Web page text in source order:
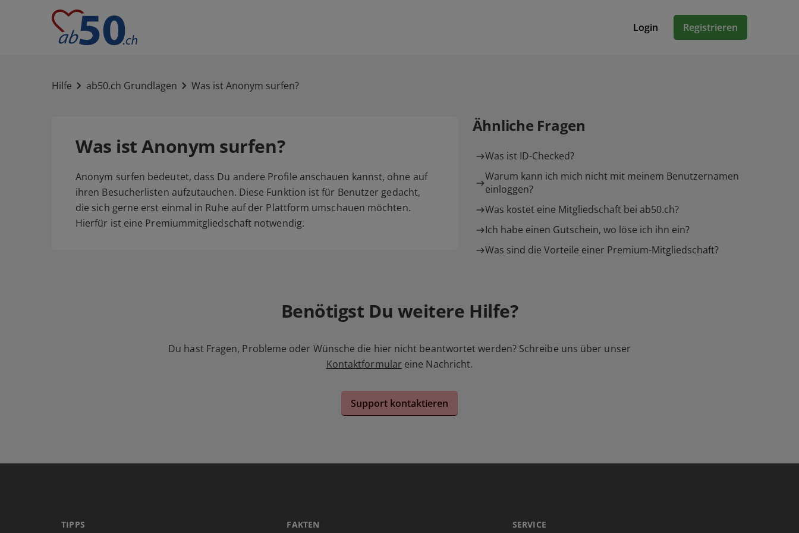
Login Registrieren
Hilfe ab50.ch Grundlagen Was ist Anonym surfen?
Was ist Anonym surfen?
Anonym surfen bedeutet, dass Du andere Profile anschauen kannst, ohne auf
ihren Besucherlisten aufzutauchen. Diese Funktion ist für Benutzer gedacht,
die sich gerne erst einmal in Ruhe auf der Plattform umschauen möchten.
Hierfür ist eine Premiummitgliedschaft notwendig.
Ähnliche Fragen
Was ist ID-Checked?
Warum kann ich mich nicht mit meinem Benutzernamen
einloggen?
Was kostet eine Mitgliedschaft bei ab50.ch?
Ich habe einen Gutschein, wo löse ich ihn ein?
Was sind die Vorteile einer Premium-Mitgliedschaft?
Benötigst Du weitere Hilfe?
Du hast Fragen, Probleme oder Wünsche die hier nicht beantwortet werden? Schreibe uns über unser
Kontaktformular eine Nachricht.
Support kontaktieren
TIPPS FAKTEN SERVICE